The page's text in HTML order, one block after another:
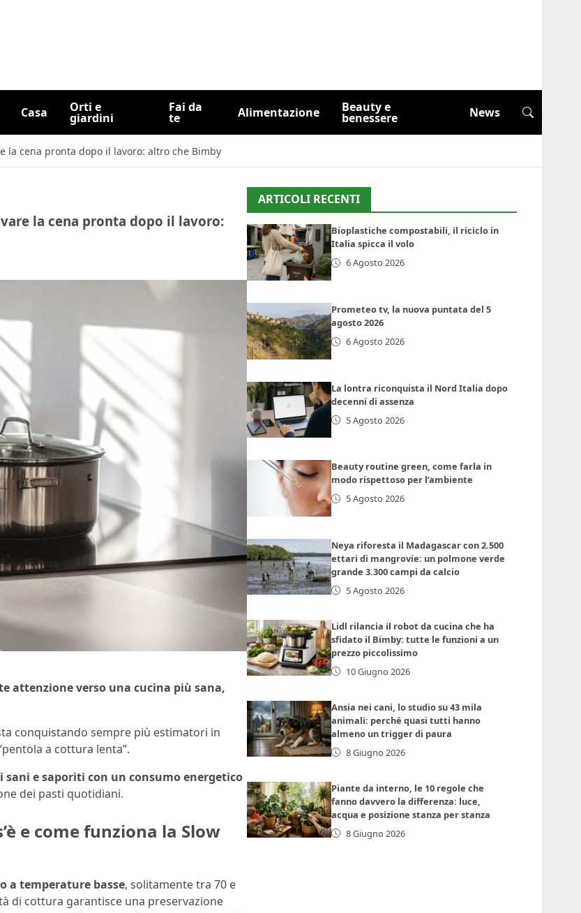
Casa Orti e
giardini
Fai da
te Alimentazione Beauty e
benessere News
la cena pronta dopo il lavoro: altro che Bimby
la cena pronta dopo il lavoro:
attenzione verso una cucina più sana,
conquistando sempre più estimatori in
a cottura lenta”.
sani e saporiti con un consumo energetico
dei pasti quotidiani.
e come funziona la Slow
a temperature basse, solitamente tra 70 e
di cottura garantisce una preservazione
ARTICOLI RECENTI
Bioplastiche compostabili, il riciclo in
Italia spicca il volo
6 Agosto 2026
Prometeo tv, la nuova puntata del 5
agosto 2026
6 Agosto 2026
La lontra riconquista il Nord Italia dopo
decenni di assenza
5 Agosto 2026
Beauty routine green, come farla in
modo rispettoso per l’ambiente
5 Agosto 2026
Neya riforesta il Madagascar con 2.500
ettari di mangrovie: un polmone verde
grande 3.300 campi da calcio
5 Agosto 2026
Lidl rilancia il robot da cucina che ha
sfidato il Bimby: tutte le funzioni a un
prezzo piccolissimo
10 Giugno 2026
Ansia nei cani, lo studio su 43 mila
animali: perché quasi tutti hanno
almeno un trigger di paura
8 Giugno 2026
Piante da interno, le 10 regole che
fanno davvero la differenza: luce,
acqua e posizione stanza per stanza
8 Giugno 2026